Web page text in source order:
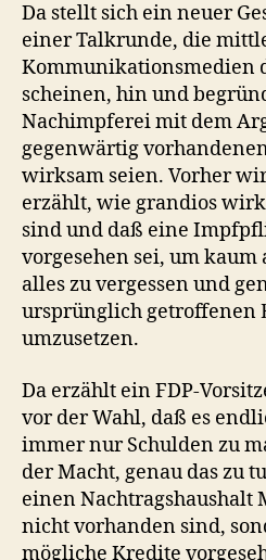
Da stellt sich ein neuer
einer Talkrunde, die
Kommunikationsmedien
scheinen, hin und
Nachimpferei mit dem
gegenwärtig
wirksam seien. Vorher
erzählt, wie grandios
sind und daß eine
vorgesehen sei, um kaum
alles zu vergessen und
ursprünglich getroffenen
umzusetzen.
Da erzählt ein FDP-
vor der Wahl, daß es
immer nur Schulden zu
der Macht, genau das zu
einen
nicht vorhanden sind,
mögliche Kredite